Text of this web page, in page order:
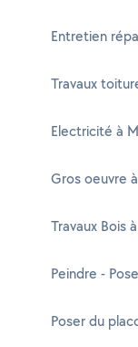
Entretien
Travaux
Electricité à
Gros oeuvre
Travaux Bois
Peindre -
Poser du